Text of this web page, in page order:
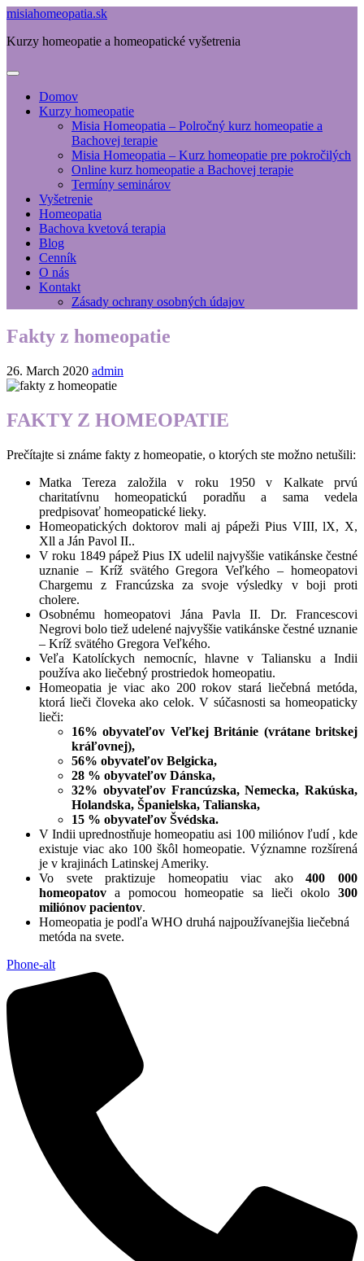
misiahomeopatia.sk
Kurzy homeopatie a homeopatické vyšetrenia
Domov
Kurzy homeopatie
Misia Homeopatia – Polročný kurz homeopatie a
Bachovej terapie
Misia Homeopatia – Kurz homeopatie pre pokročilých
Online kurz homeopatie a Bachovej terapie
Termíny seminárov
Vyšetrenie
Homeopatia
Bachova kvetová terapia
Blog
Cenník
O nás
Kontakt
Zásady ochrany osobných údajov
Fakty z homeopatie
26. March 2020 admin
FAKTY Z HOMEOPATIE
Prečítajte si známe fakty z homeopatie, o ktorých ste možno netušili:
Matka Tereza založila v roku 1950 v Kalkate prvú
charitatívnu homeopatickú poradňu a sama vedela
predpisovať homeopatické lieky.
Homeopatických doktorov mali aj pápeži Pius VIII, lX, X,
Xll a Ján Pavol II..
V roku 1849 pápež Pius IX udelil najvyššie vatikánske čestné
uznanie – Kríž svätého Gregora Veľkého – homeopatovi
Chargemu z Francúzska za svoje výsledky v boji proti
cholere.
Osobnému homeopatovi Jána Pavla II. Dr. Francescovi
Negrovi bolo tiež udelené najvyššie vatikánske čestné uznanie
– Kríž svätého Gregora Veľkého.
Veľa Katolíckych nemocníc, hlavne v Taliansku a Indii
používa ako liečebný prostriedok homeopatiu.
Homeopatia je viac ako 200 rokov stará liečebná metóda,
ktorá lieči človeka ako celok. V súčasnosti sa homeopaticky
lieči:
16% obyvateľov Veľkej Británie (vrátane britskej
kráľovnej),
56% obyvateľov Belgicka,
28 % obyvateľov Dánska,
32% obyvateľov Francúzska, Nemecka, Rakúska,
Holandska, Španielska, Talianska,
15 % obyvateľov Švédska.
V Indii uprednostňuje homeopatiu asi 100 miliónov ľudí , kde
existuje viac ako 100 škôl homeopatie. Významne rozšírená
je v krajinách Latinskej Ameriky.
Vo svete praktizuje homeopatiu viac ako400 000
homeopatov a pomocou homeopatie sa lieči okolo 300
miliónov pacientov.
Homeopatia je podľa WHO druhá najpoužívanejšia liečebná
metóda na svete.
Phone-alt